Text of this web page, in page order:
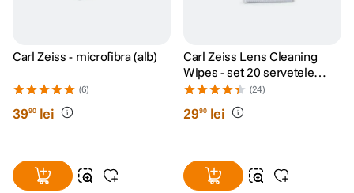
Carl Zeiss - microfibra (alb)
(6)
3990 lei
Carl Zeiss Lens Cleaning
Wipes - set 20 servetele
umede
(24)
2990 lei